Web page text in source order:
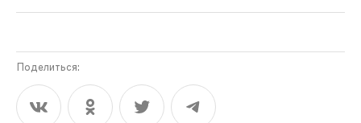
Поделиться: